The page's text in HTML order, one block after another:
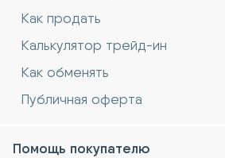
Как продать
Калькулятор трейд-ин
Как обменять
Публичная оферта
Помощь покупателю